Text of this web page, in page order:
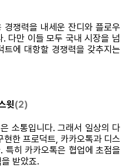
쟁력을 내세운 잔디와 플로우
다만 이들 모두 국내 시장을 넘
에 대항할 경쟁력을 갖추지는
윗(2)
소통입니다. 그래서 일상의 다
한 프로덕트, 카카오톡과 디스
특히 카카오톡은 협업에 초점을
받았죠.